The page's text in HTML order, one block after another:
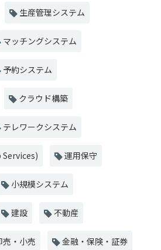
生産管理システム
マッチングシステム
予約システム
クラウド構築
テレワークシステム
Services) 運用保守
小規模システム
建設 不動産
売・小売 金融・保険・証券